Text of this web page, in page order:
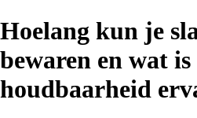
Hoelang kun je
bewaren en wat is
houdbaarheid